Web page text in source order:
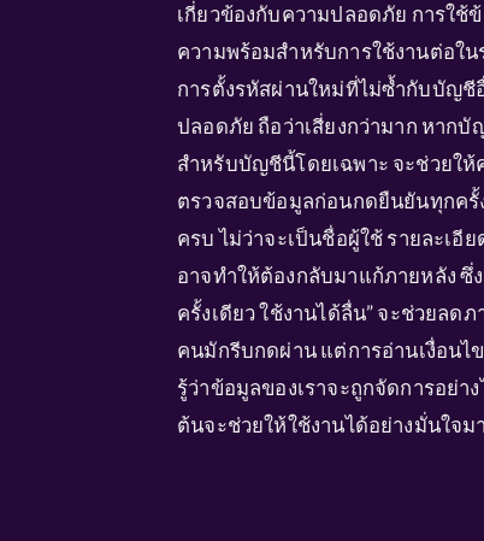
เกี่ยวข้องกับความปลอดภัย การใช้
ความพร้อมสำหรับการใช้งานต่อใ
การตั้งรหัสผ่านใหม่ที่ไม่ซ้ำกับบัญชี
ปลอดภัย ถือว่าเสี่ยงกว่ามาก หาก
สำหรับบัญชีนี้โดยเฉพาะ จะช่วยใ
ตรวจสอบข้อมูลก่อนกดยืนยันทุกครั้
ครบ ไม่ว่าจะเป็นชื่อผู้ใช้ รายละเ
อาจทำให้ต้องกลับมาแก้ภายหลัง ซึ่
ครั้งเดียว ใช้งานได้ลื่น” จะช่วยลด
คนมักรีบกดผ่าน แต่การอ่านเงื่อนไ
รู้ว่าข้อมูลของเราจะถูกจัดการอย่า
ต้นจะช่วยให้ใช้งานได้อย่างมั่นใจ